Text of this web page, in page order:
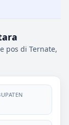
pos di Ternate,